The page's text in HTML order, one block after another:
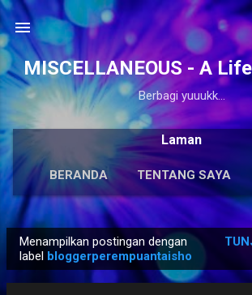
Langsung ke konten
MISCELLANEOUS - A
Berbagi yuuukk...
Laman
BERANDA TENTANG SAYA
ANTOLOGI LAINNYA…
o
Menampilkan postingan dengan
label bloggerperempuantaisho